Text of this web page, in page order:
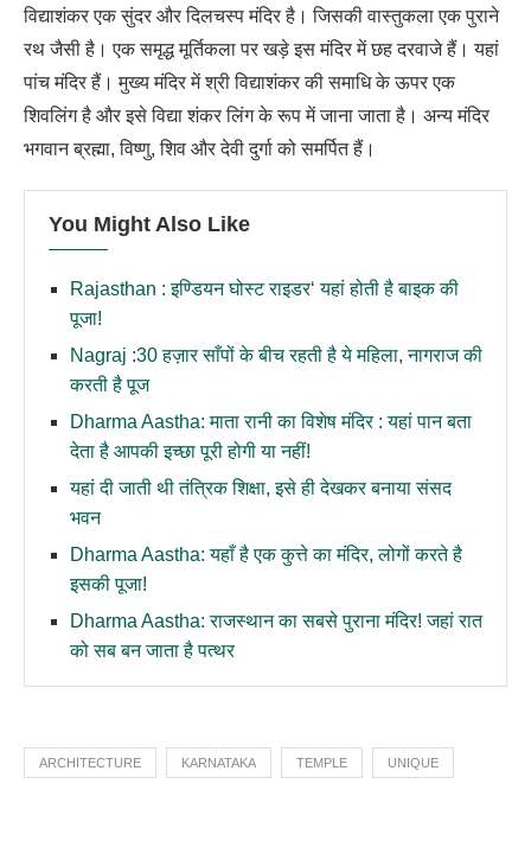
विद्याशंकर एक सुंदर और दिलचस्प मंदिर है। जिसकी वास्तुकला एक पुराने
रथ जैसी है। एक समृद्ध मूर्तिकला पर खड़े इस मंदिर में छह दरवाजे हैं। यहां
पांच मंदिर हैं। मुख्य मंदिर में श्री विद्याशंकर की समाधि के ऊपर एक
शिवलिंग है और इसे विद्या शंकर लिंग के रूप में जाना जाता है। अन्य मंदिर
भगवान ब्रह्मा, विष्णु, शिव और देवी दुर्गा को समर्पित हैं।
You Might Also Like
Rajasthan : इण्डियन घोस्ट राइडर‘ यहां होती है बाइक की
पूजा!
Nagraj :30 हज़ार साँपों के बीच रहती है ये महिला, नागराज की
करती है पूज
Dharma Aastha: माता रानी का विशेष मंदिर : यहां पान बता
देता है आपकी इच्छा पूरी होगी या नहीं!
यहां दी जाती थी तंत्रिक शिक्षा, इसे ही देखकर बनाया संसद
भवन
Dharma Aastha: यहाँ है एक कुत्ते का मंदिर, लोगों करते है
इसकी पूजा!
Dharma Aastha: राजस्थान का सबसे पुराना मंदिर! जहां रात
को सब बन जाता है पत्थर
ARCHITECTURE KARNATAKA TEMPLE UNIQUE